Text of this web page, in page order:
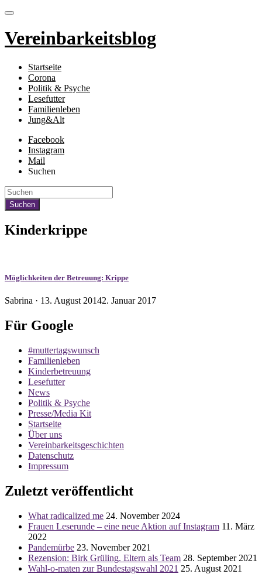
Vereinbarkeitsblog
Startseite
Corona
Politik & Psyche
Lesefutter
Familienleben
Jung&Alt
Facebook
Instagram
Mail
Suchen
Kinderkrippe
Möglichkeiten der Betreuung: Krippe
Sabrina · Veröffentlicht
13. August 20142. Januar 2017
Für Google
#muttertagswunsch
Familienleben
Kinderbetreuung
Lesefutter
News
Politik & Psyche
Presse/Media Kit
Startseite
Über uns
Vereinbarkeitsgeschichten
Datenschutz
Impressum
Zuletzt veröffentlicht
What radicalized me 24. November 2024
Frauen Leserunde – eine neue Aktion auf Instagram 11. März
2022
Pandemürbe 23. November 2021
Rezension: Birk Grüling. Eltern als Team 28. September 2021
Wahl-o-maten zur Bundestagswahl 2021 25. August 2021